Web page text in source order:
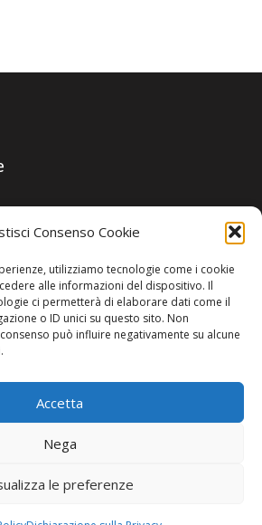
Consenso Cookie
utilizziamo tecnologie come i cookie
alle informazioni del dispositivo. Il
ci permetterà di elaborare dati come il
o ID unici su questo sito. Non
può influire negativamente su alcune
Accetta
Nega
le preferenze
Angelo Paratico
Barbieri
Simoni
Cangrande. Tutti i diritti sono riservati.